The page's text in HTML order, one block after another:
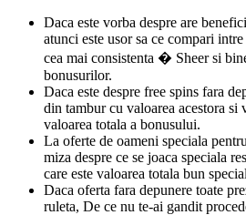
Daca este vorba despre are
atunci este usor sa ce compari
cea mai consistenta � Sheer si
bonusurilor.
Daca este despre free spins fara
din tambur cu valoarea acestora
valoarea totala a bonusului.
La oferte de oameni speciala
miza despre ce se joaca speciala
care este valoarea totala bun
Daca oferta fara depunere toate
ruleta, De ce nu te-ai gandit